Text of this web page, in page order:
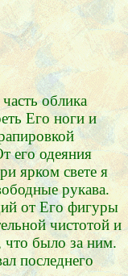
облика
Его ноги и
его одеяния
ярком свете я
рукава.
от Его фигуры
чистотой и
что было за ним.
последнего